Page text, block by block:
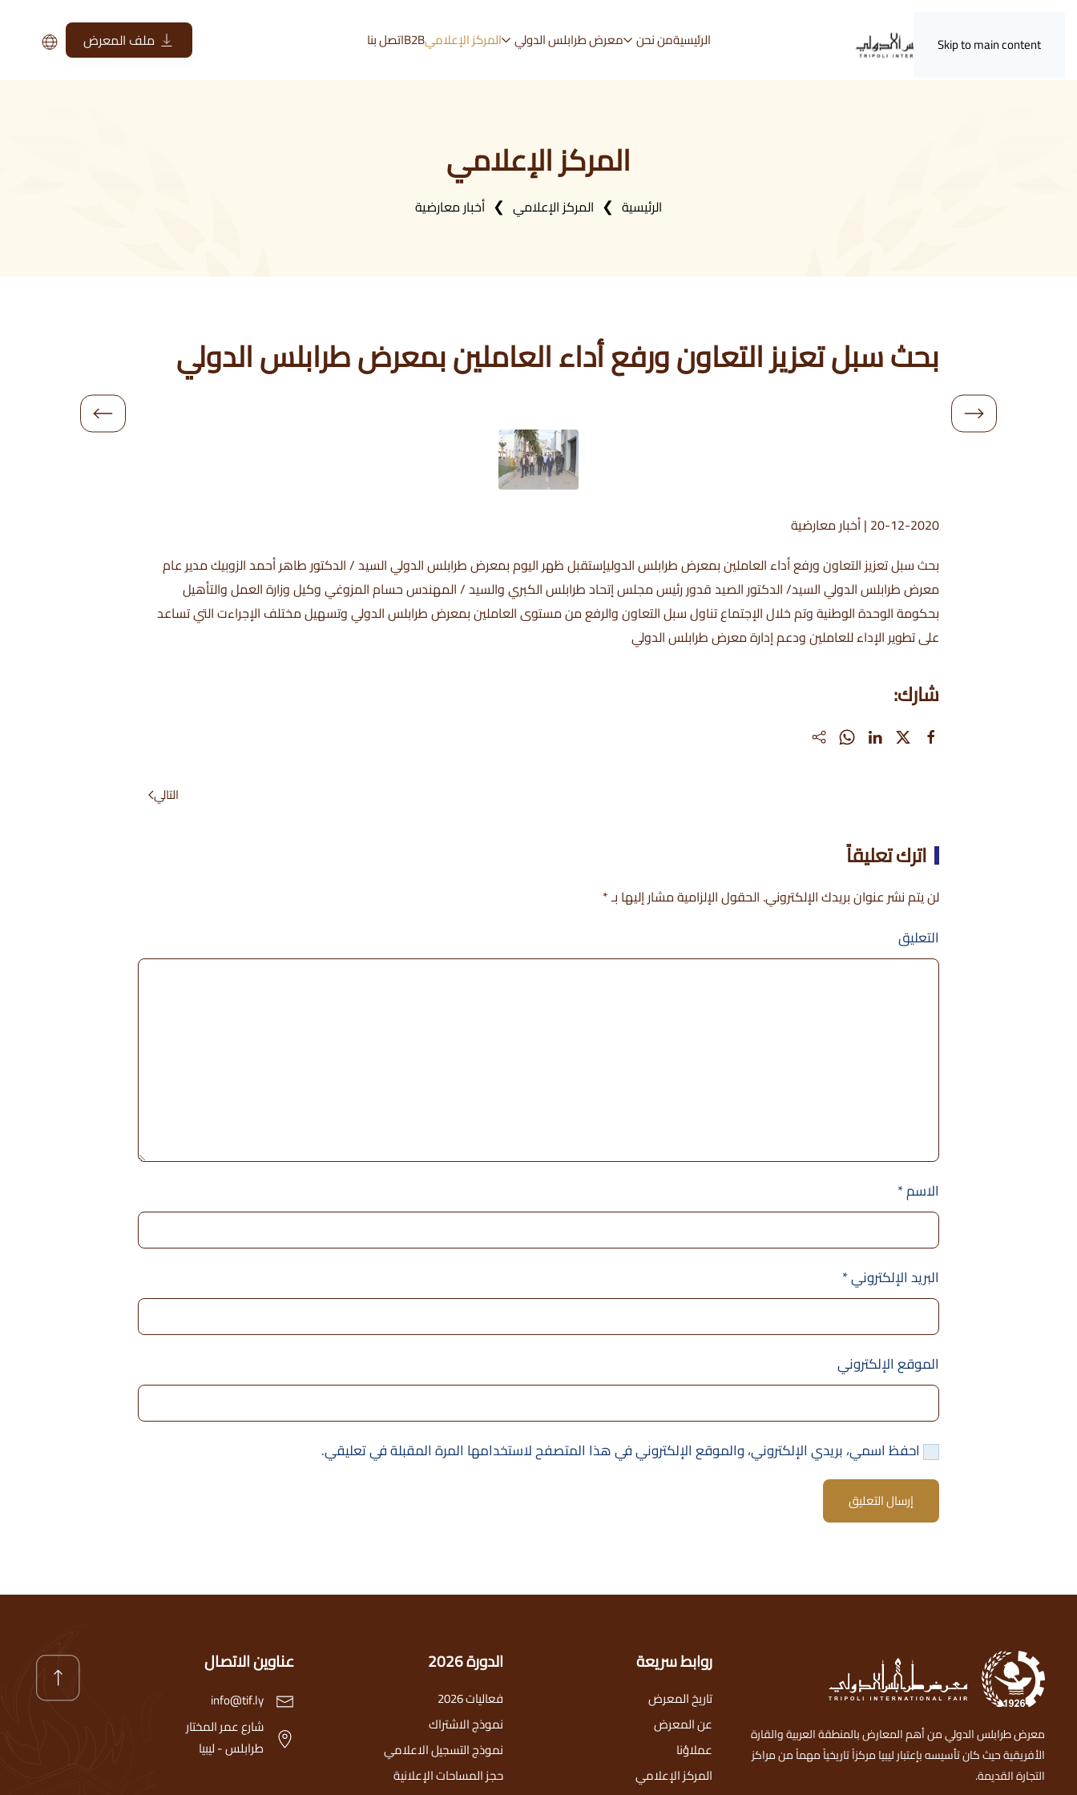
Skip to main content الرئيسيةمن نحن معرض طرابلس الدولي المركز الإعلاميB2Bاتصل بنا ملف المعرض
المركز الإعلامي
الرئيسية المركز الإعلامي أخبار معارضية
بحث سبل تعزيز التعاون ورفع أداء العاملين بمعرض طرابلس الدولي
20-12-2020
|أخبار معارضية
بحث سبل تعزيز التعاون ورفع أداء العاملين بمعرض طرابلس الدوليإستقبل ظهر اليوم بمعرض طرابلس الدولي السيد / الدكتور طاهر أحمد الزوبيك مدير عام
معرض طرابلس الدولي السيد/ الدكتور الصيد قدور رئيس مجلس إتحاد طرابلس الكبري والسيد / المهندس حسام المزوغي وكيل وزارة العمل والتأهيل
بحكومة الوحدة الوطنية وتم خلال الإجتماع تناول سبل التعاون والرفع من مستوى العاملين بمعرض طرابلس الدولي وتسهيل مختلف الإجراءت التي تساعد
على تطوير الإداء للعاملين ودعم إدارة معرض طرابلس الدولي
شارك:
التالي
اترك تعليقاً
لن يتم نشر عنوان بريدك الإلكتروني. الحقول الإلزامية مشار إليها بـ*
التعليق
الاسم*
البريد الإلكتروني*
الموقع الإلكتروني
احفظ اسمي، بريدي الإلكتروني، والموقع الإلكتروني في هذا المتصفح لاستخدامها المرة المقبلة في تعليقي.
إرسال التعليق
معرض طرابلس الدولي من أهم المعارض بالمنطقة العربية والقارة
الأفريقية حيث كان تأسيسه بإعتبار ليبيا مركزاً تاريخياً مهماً من مراكز
التجارة القديمة.
روابط سريعة
تاريخ المعرض
عن المعرض
عملاؤنا
المركز الإعلامي
الدورة 2026
فعاليات 2026
نموذج الاشتراك
نموذج التسجيل الاعلامي
حجز المساحات الإعلانية
عناوين الاتصال
info@tif.ly
شارع عمر المختار
طرابلس - ليبيا